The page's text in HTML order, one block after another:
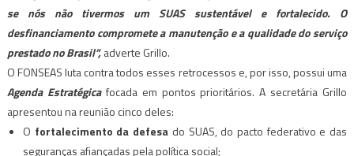
se nós não tivermos um SUAS sustentável e fortalecido. O
desfinanciamento compromete a manutenção e a qualidade do serviço
prestado no Brasil”,adverte Grillo.
O FONSEAS luta contra todos esses retrocessos e, por isso, possui uma
Agenda Estratégicafocada em pontos prioritários. A secretária Grillo
apresentou na reunião cinco deles:
O fortalecimento da defesa do SUAS, do pacto federativo e das
seguranças afiançadas pela política social;